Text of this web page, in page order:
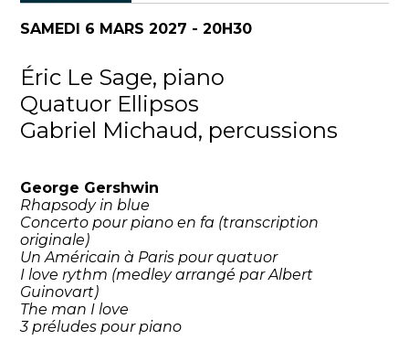
SAMEDI 6 MARS 2027 - 20H30
Éric Le Sage, piano
Quatuor Ellipsos
Gabriel Michaud, percussions
George Gershwin
Rhapsody in blue
Concerto pour piano en fa (transcription
originale)
Un Américain à Paris pour quatuor
I love rythm (medley arrangé par Albert
Guinovart)
The man I love
3 préludes pour piano